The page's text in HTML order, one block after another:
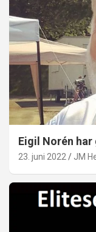
Eigil Norén
23. juni 2022 JM